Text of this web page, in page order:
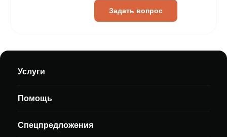
Задать вопрос
Услуги
Помощь
Спецпредложения